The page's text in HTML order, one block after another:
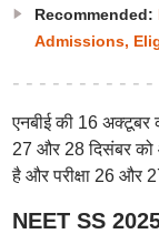
Recommended:
Admissions,
एनबीई की 16 अक्टूबर
27 और 28 दिसंबर को
है और परीक्षा 26 और
NEET SS